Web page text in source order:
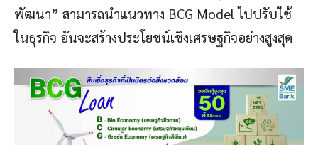
พัฒนา” สามารถนำแนวทาง BCG Model ไปปรับใช้
ในธุรกิจ อันจะสร้างประโยชน์เชิงเศรษฐกิจอย่างสูงสุด